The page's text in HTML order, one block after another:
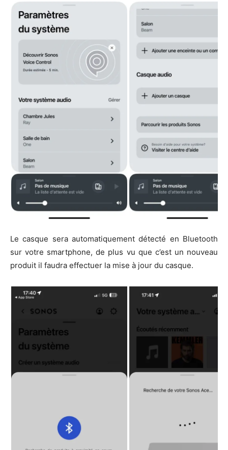
Le casque sera automatiquement détecté en Bluetooth
sur votre smartphone, de plus vu que c’est un nouveau
produit il faudra effectuer la mise à jour du casque.